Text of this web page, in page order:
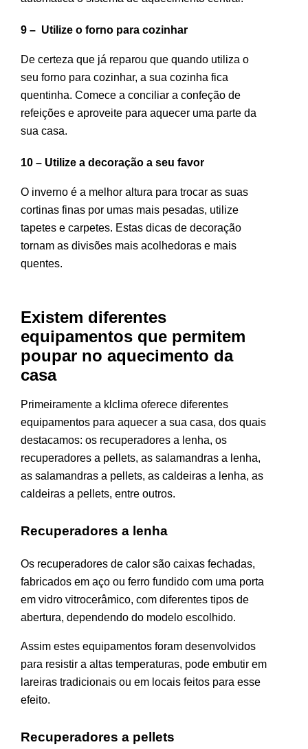
9 – Utilize o forno para cozinhar
De certeza que já reparou que quando utiliza o
seu forno para cozinhar, a sua cozinha fica
quentinha. Comece a conciliar a confeção de
refeições e aproveite para aquecer uma parte da
sua casa.
10 – Utilize a decoração a seu favor
O inverno é a melhor altura para trocar as suas
cortinas finas por umas mais pesadas, utilize
tapetes e carpetes. Estas dicas de decoração
tornam as divisões mais acolhedoras e mais
quentes.
Existem diferentes
equipamentos que permitem
poupar no aquecimento da
casa
Primeiramente a klclima oferece diferentes
equipamentos para aquecer a sua casa, dos quais
destacamos: os recuperadores a lenha, os
recuperadores a pellets, as salamandras a lenha,
as salamandras a pellets, as caldeiras a lenha, as
caldeiras a pellets, entre outros.
Recuperadores a lenha
Os recuperadores de calor são caixas fechadas,
fabricados em aço ou ferro fundido com uma porta
em vidro vitrocerâmico, com diferentes tipos de
abertura, dependendo do modelo escolhido.
Assim estes equipamentos foram desenvolvidos
para resistir a altas temperaturas, pode embutir em
lareiras tradicionais ou em locais feitos para esse
efeito.
Recuperadores a pellets